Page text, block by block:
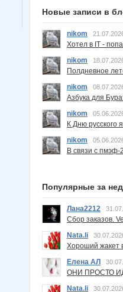
Новые записи в
nikom
Хотел в IT -
nikom
Полдневное
nikom
Азбука для
nikom
К Дню русского
nikom
В связи с пмэф-
Популярные за
Лана2212
Сбор заказов.
Nata.li
Хороший жакет
Елена АЛ
ОНИ ПРОСТО
Nata.li